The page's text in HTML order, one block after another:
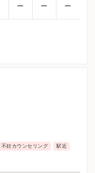
ー ー ー
不妊カウンセリング 駅近